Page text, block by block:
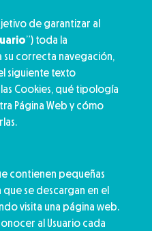
de garantizar al
”) toda la
su correcta navegación,
siguiente texto
Cookies, qué tipología
Página Web y cómo
contienen pequeñas
se descargan en el
visita una página web.
al Usuario cada